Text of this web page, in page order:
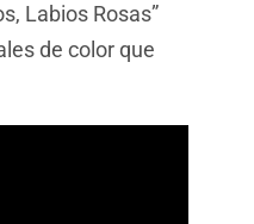
Labios Rosas”
de color que